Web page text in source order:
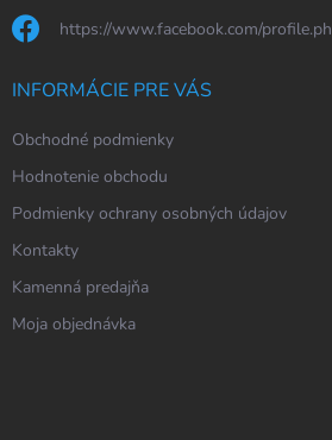
https://www.facebook.com/
INFORMÁCIE PRE VÁS
Obchodné podmienky
Hodnotenie obchodu
Podmienky ochrany osobných údajov
Kontakty
Kamenná predajňa
Moja objednávka